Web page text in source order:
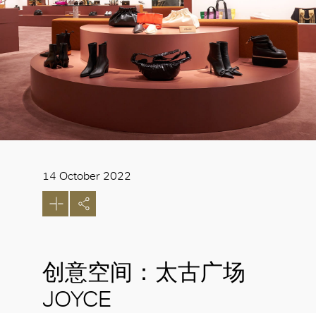
14 October 2022
创意空间：太古广场
JOYCE